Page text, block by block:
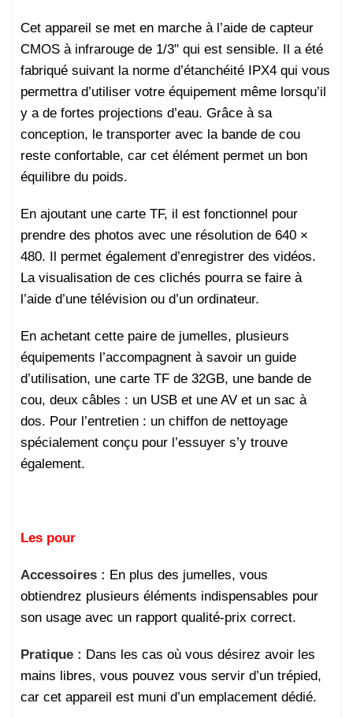
Cet appareil se met en marche à l’aide de capteur
CMOS à infrarouge de 1/3ʺ qui est sensible. Il a été
fabriqué suivant la norme d’étanchéité IPX4 qui vous
permettra d’utiliser votre équipement même lorsqu’il
y a de fortes projections d’eau. Grâce à sa
conception, le transporter avec la bande de cou
reste confortable, car cet élément permet un bon
équilibre du poids.
En ajoutant une carte TF, il est fonctionnel pour
prendre des photos avec une résolution de 640 ×
480. Il permet également d’enregistrer des vidéos.
La visualisation de ces clichés pourra se faire à
l’aide d’une télévision ou d’un ordinateur.
En achetant cette paire de jumelles, plusieurs
équipements l’accompagnent à savoir un guide
d’utilisation, une carte TF de 32GB, une bande de
cou, deux câbles : un USB et une AV et un sac à
dos. Pour l’entretien : un chiffon de nettoyage
spécialement conçu pour l’essuyer s’y trouve
également.
Les pour
Accessoires : En plus des jumelles, vous
obtiendrez plusieurs éléments indispensables pour
son usage avec un rapport qualité-prix correct.
Pratique : Dans les cas où vous désirez avoir les
mains libres, vous pouvez vous servir d’un trépied,
car cet appareil est muni d’un emplacement dédié.